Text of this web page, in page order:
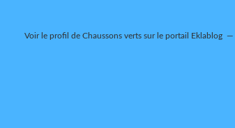
Voir le profil de Chaussons verts sur le portail Eklablog